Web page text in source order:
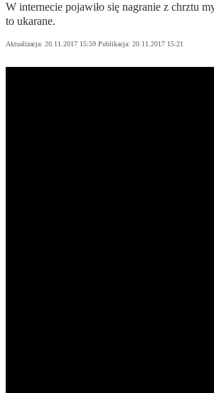
W internecie pojawiło się nagranie z chrztu
to ukarane.
Aktualizacja: 20.11.2017 15:59 Publikacja: 20.11.2017 15:21